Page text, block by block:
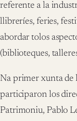
referente a la
llibreríes, feries,
abordar tolos
(biblioteques,
Na primer xunta de
participaron los
Patrimoniu, Pablo